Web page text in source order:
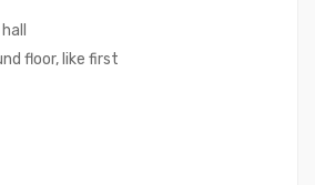
floor, like first